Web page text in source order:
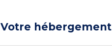
Votre hébergement